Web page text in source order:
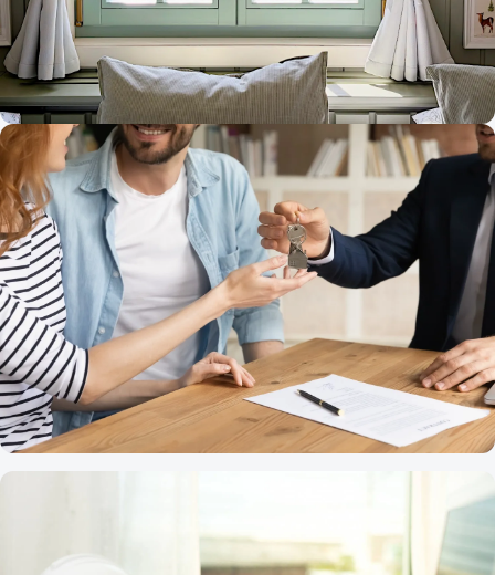
FINANCIE
Preplácate na kúrení? Skontrolujte si sklá
na vašich oknách